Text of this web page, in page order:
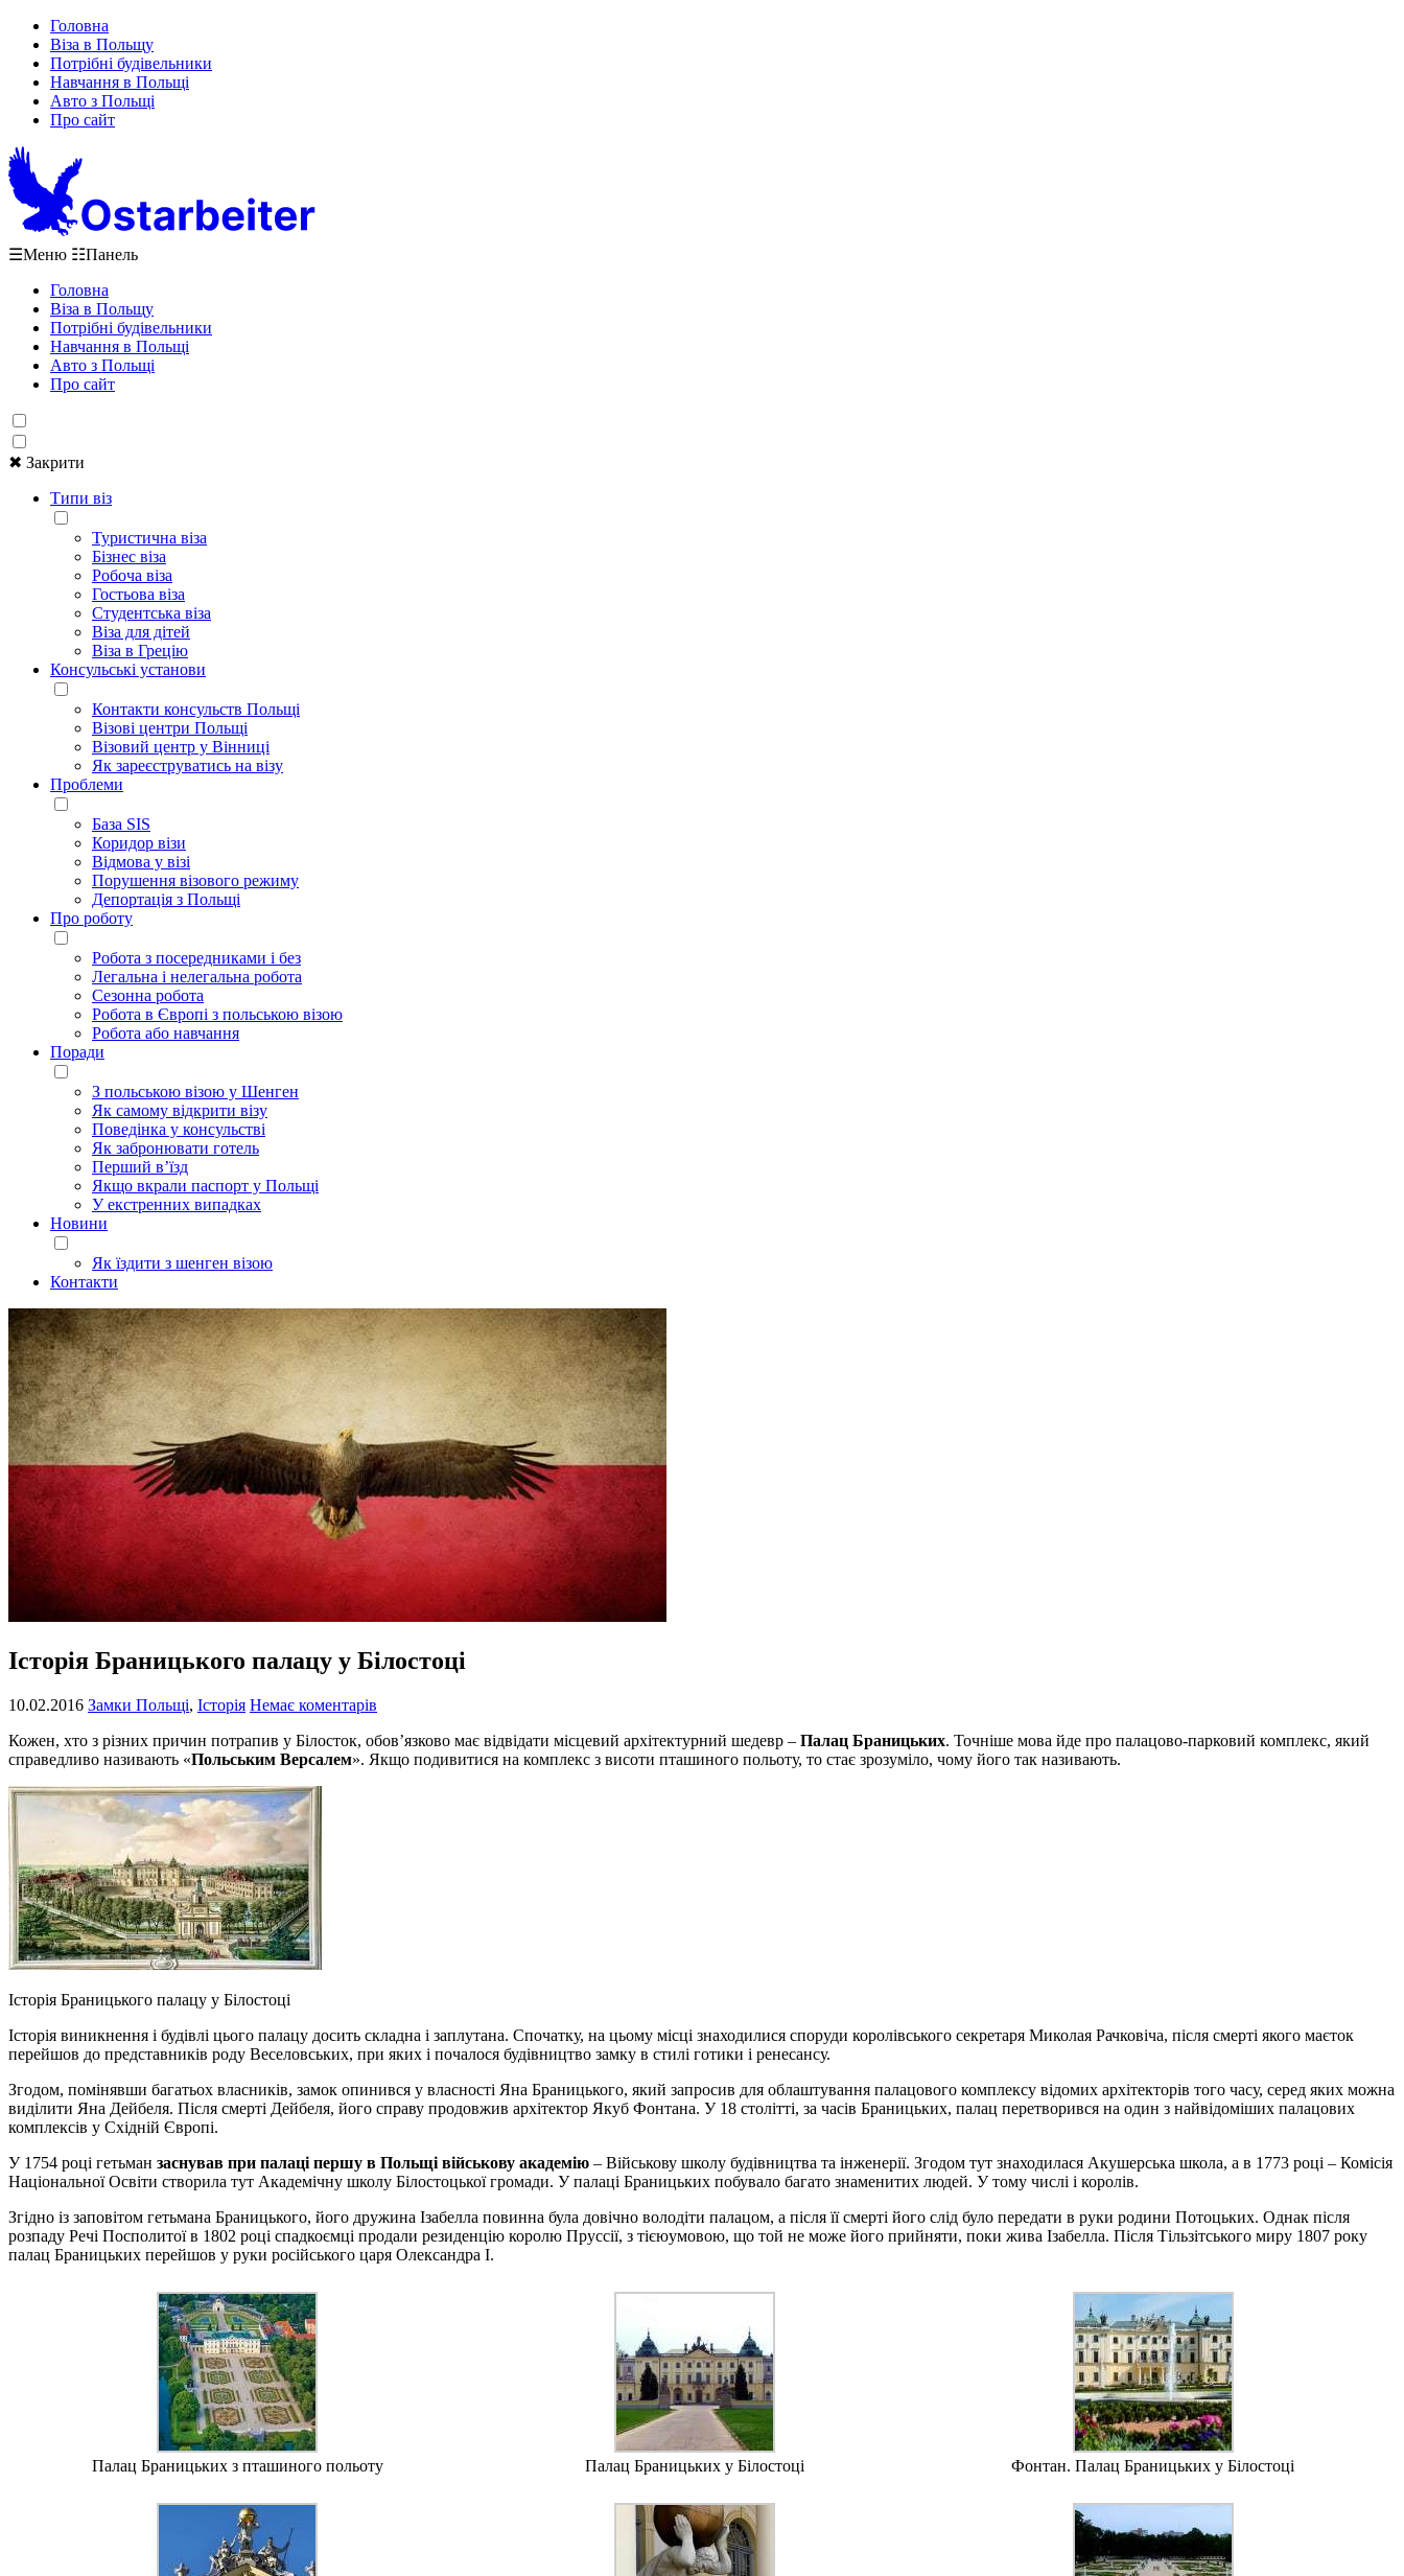
Головна
Віза в Польщу
Потрібні будівельники
Навчання в Польщі
Авто з Польщі
Про сайт
☰Меню ☷Панель
Головна
Віза в Польщу
Потрібні будівельники
Навчання в Польщі
Авто з Польщі
Про сайт
✖ Закрити
Типи віз
Туристична віза
Бізнес віза
Робоча віза
Гостьова віза
Студентська віза
Віза для дітей
Віза в Грецію
Консульські установи
Контакти консульств Польщі
Візові центри Польщі
Візовий центр у Вінниці
Як зареєструватись на візу
Проблеми
База SIS
Коридор візи
Відмова у візі
Порушення візового режиму
Депортація з Польщі
Про роботу
Робота з посередниками і без
Легальна і нелегальна робота
Сезонна робота
Робота в Європі з польською візою
Робота або навчання
Поради
З польською візою у Шенген
Як самому відкрити візу
Поведінка у консульстві
Як забронювати готель
Перший в’їзд
Якщо вкрали паспорт у Польщі
У екстренних випадках
Новини
Як їздити з шенген візою
Контакти
Історія Браницького палацу у Білостоці
10.02.2016 Замки Польщі, Історія Немає коментарів
Кожен, хто з різних причин потрапив у Білосток, обов’язково має відвідати місцевий архітектурний шедевр – Палац Браницьких. Точніше мова йде про палацово-парковий комплекс, який
справедливо називають «Польським Версалем». Якщо подивитися на комплекс з висоти пташиного польоту, то стає зрозуміло, чому його так називають.
Історія Браницького палацу у Білостоці
Історія виникнення і будівлі цього палацу досить складна і заплутана. Спочатку, на цьому місці знаходилися споруди королівського секретаря Миколая Рачковіча, після смерті якого маєток
перейшов до представників роду Веселовських, при яких і почалося будівництво замку в стилі готики і ренесансу.
Згодом, помінявши багатьох власників, замок опинився у власності Яна Браницького, який запросив для облаштування палацового комплексу відомих архітекторів того часу, серед яких можна
виділити Яна Дейбеля. Після смерті Дейбеля, його справу продовжив архітектор Якуб Фонтана. У 18 столітті, за часів Браницьких, палац перетворився на один з найвідоміших палацових
комплексів у Східній Європі.
У 1754 році гетьман заснував при палаці першу в Польщі військову академію – Військову школу будівництва та інженерії. Згодом тут знаходилася Акушерська школа, а в 1773 році – Комісія
Національної Освіти створила тут Академічну школу Білостоцької громади. У палаці Браницьких побувало багато знаменитих людей. У тому числі і королів.
Згідно із заповітом гетьмана Браницького, його дружина Ізабелла повинна була довічно володіти палацом, а після її смерті його слід було передати в руки родини Потоцьких. Однак після
розпаду Речі Посполитої в 1802 році спадкоємці продали резиденцію королю Пруссії, з тієюумовою, що той не може його прийняти, поки жива Ізабелла. Після Тільзітського миру 1807 року
палац Браницьких перейшов у руки російського царя Олександра I.
Палац Браницьких з пташиного польоту Палац Браницьких у Білостоці Фонтан. Палац Браницьких у Білостоці